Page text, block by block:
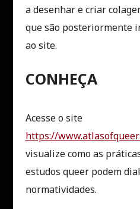
a desenhar e criar
que são posteriormente
ao site.
CONHEÇA
Acesse o site
https://
visualize como as
estudos queer podem
normatividades.